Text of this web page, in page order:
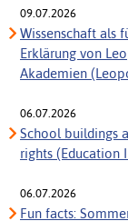
09.07.2026
Wissenschaft als
Erklärung von
Akademien
06.07.2026
School buildings
rights (Education
06.07.2026
Fun facts: